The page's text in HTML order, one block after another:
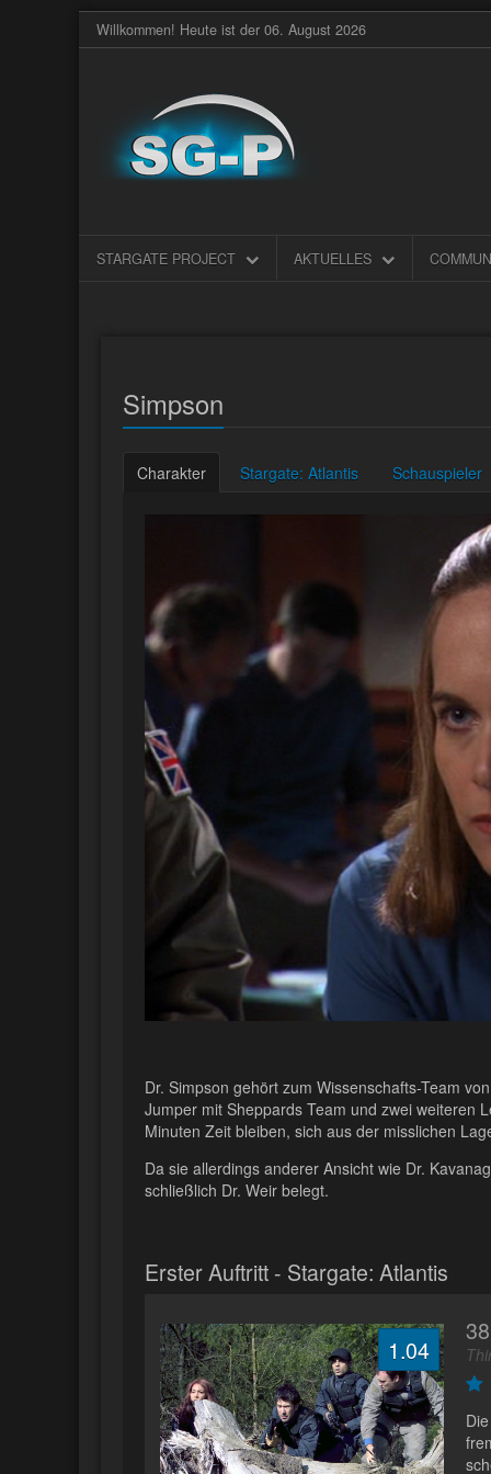
Willkommen! Heute ist der 06. August 2026
STARGATE PROJECT AKTUELLES
Simpson
Charakter Stargate: Atlantis Schauspieler
Dr. Simpson gehört zum Wissenschafts-Team
Jumper mit Sheppards Team und zwei weiteren
Minuten Zeit bleiben, sich aus der misslichen
Da sie allerdings anderer Ansicht wie Dr.
schließlich Dr. Weir belegt.
Erster Auftritt - Stargate: Atlantis
1.04